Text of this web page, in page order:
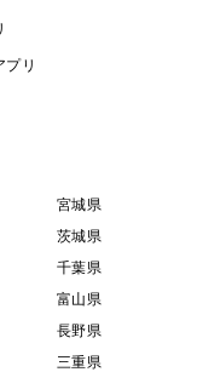
リ
宮城県
茨城県
千葉県
富山県
長野県
三重県